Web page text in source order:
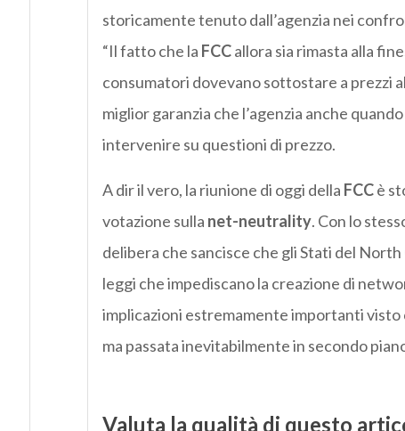
storicamente tenuto dall’agenzia nei
“Il fatto che la FCCallora sia rimasta alla
consumatori dovevano sottostare a prezzi
miglior garanzia che l’agenzia anche
intervenire su questioni di prezzo.
A dir il vero, la riunione di oggi della FCCè
votazione sulla net-neutrality. Con lo
delibera che sancisce che gli Stati del
leggi che impediscano la creazione di
implicazioni estremamente importanti visto
ma passata inevitabilmente in secondo
Valuta la qualità di questo